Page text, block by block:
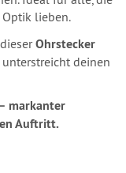
lieben.
Ohrstecker
deinen
markanter
Auftritt.